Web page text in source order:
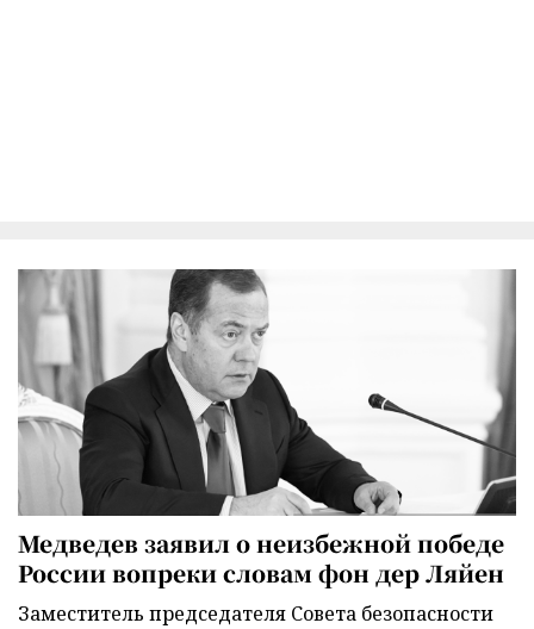
Медведев заявил о неизбежной победе
России вопреки словам фон дер Ляйен
Заместитель председателя Совета безопасности